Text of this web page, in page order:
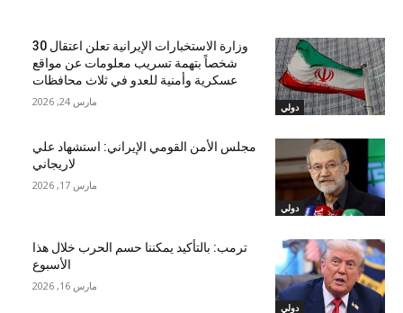
دولي
وزارة الاستخبارات الإيرانية تعلن اعتقال 30
شخصاً بتهمة تسريب معلومات عن مواقع
عسكرية وأمنية للعدو في ثلاث محافظات
مارس 24, 2026
دولي
مجلس الأمن القومي الإيراني: استشهاد علي
لاريجاني
مارس 17, 2026
دولي
ترمب: بالتأكيد يمكننا حسم الحرب خلال هذا
الأسبوع
مارس 16, 2026